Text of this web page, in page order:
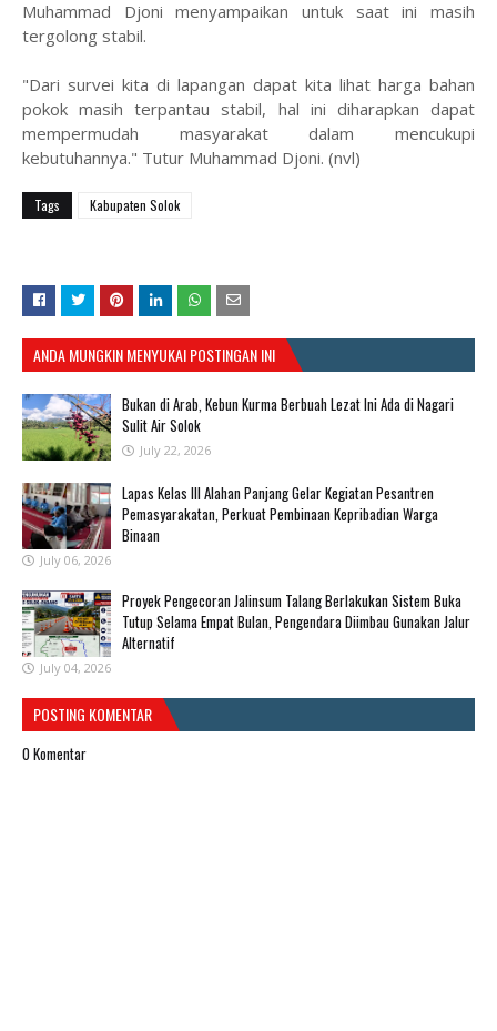
Muhammad Djoni menyampaikan untuk saat ini masih
tergolong stabil.
"Dari survei kita di lapangan dapat kita lihat harga bahan
pokok masih terpantau stabil, hal ini diharapkan dapat
mempermudah masyarakat dalam mencukupi
kebutuhannya." Tutur Muhammad Djoni. (nvl)
Tags Kabupaten Solok
ANDA MUNGKIN MENYUKAI POSTINGAN INI
Bukan di Arab, Kebun Kurma Berbuah Lezat Ini Ada di Nagari
Sulit Air Solok
July 22, 2026
Lapas Kelas III Alahan Panjang Gelar Kegiatan Pesantren
Pemasyarakatan, Perkuat Pembinaan Kepribadian Warga
Binaan
July 06, 2026
Proyek Pengecoran Jalinsum Talang Berlakukan Sistem Buka
Tutup Selama Empat Bulan, Pengendara Diimbau Gunakan Jalur
Alternatif
July 04, 2026
POSTING KOMENTAR
0 Komentar